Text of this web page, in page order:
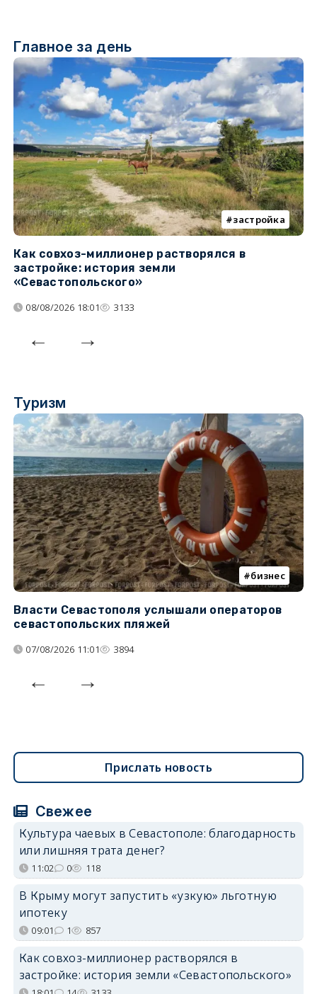
Главное за день
застройка
Как совхоз-миллионер растворялся в
застройке: история земли
«Севастопольского»
08/08/2026 18:01 3133
Туризм
бизнес
Власти Севастополя услышали операторов
севастопольских пляжей
07/08/2026 11:01 3894
Прислать новость
Свежее
Культура чаевых в Севастополе: благодарность
или лишняя трата денег?
11:02 0 118
В Крыму могут запустить «узкую» льготную
ипотеку
09:01 1 857
Как совхоз-миллионер растворялся в
застройке: история земли «Севастопольского»